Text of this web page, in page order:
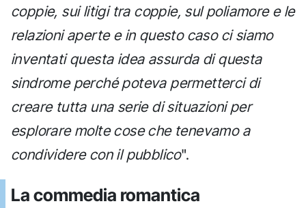
coppie, sui litigi tra coppie, sul poliamore e le
relazioni aperte e in questo caso ci siamo
inventati questa idea assurda di questa
sindrome perché poteva permetterci di
creare tutta una serie di situazioni per
esplorare molte cose che tenevamo a
condividere con il pubblico".
La commedia romantica